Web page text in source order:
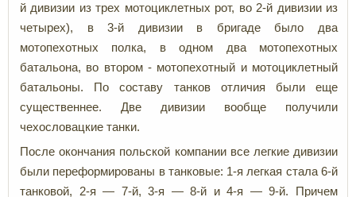
й дивизии из трех мотоциклетных рот, во 2-й дивизии из
четырех), в 3-й дивизии в бригаде было два
мотопехотных полка, в одном два мотопехотных
батальона, во втором - мотопехотный и мотоциклетный
батальоны. По составу танков отличия были еще
существеннее. Две дивизии вообще получили
чехословацкие танки.
После окончания польской компании все легкие дивизии
были переформированы в танковые: 1-я легкая стала 6-й
танковой, 2-я — 7-й, 3-я — 8-й и 4-я — 9-й. Причем